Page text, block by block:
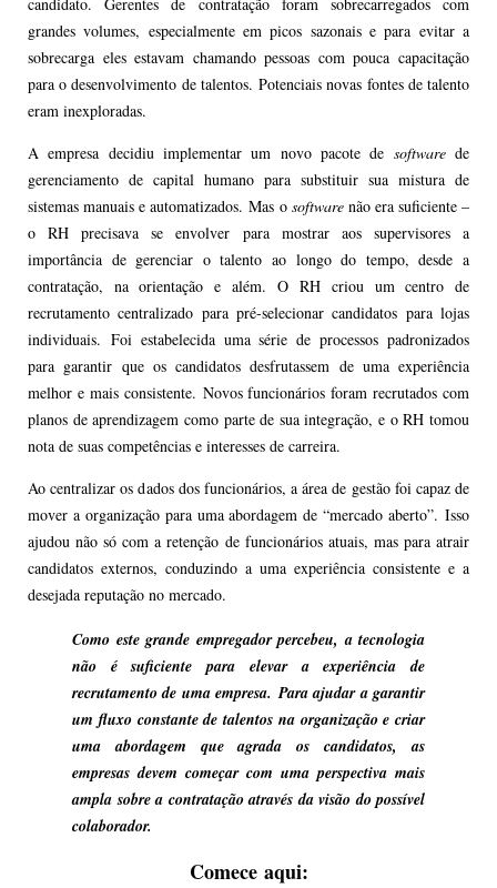
grandes volumes, especialmente em picos sazonais e para evitar a
sobrecarga eles estavam chamando pessoas com pouca capacitação
para o desenvolvimento de talentos. Potenciais novas fontes de talento
eram inexploradas.
A empresa decidiu implementar um novo pacote de softwarede
gerenciamento de capital humano para substituir sua mistura de
sistemas manuais e automatizados. Mas o softwarenão era suficiente –
o RH precisava se envolver para mostrar aos supervisores a
importância de gerenciar o talento ao longo do tempo, desde a
contratação, na orientação e além. O RH criou um centro de
recrutamento centralizado para pré-selecionar candidatos para lojas
individuais. Foi estabelecida uma série de processos padronizados
para garantir que os candidatos desfrutassem de uma experiência
melhor e mais consistente. Novos funcionários foram recrutados com
planos de aprendizagem como parte de sua integração, e o RH tomou
nota de suas competências e interesses de carreira.
Ao centralizar os dados dos funcionários, a área de gestão foi capaz de
mover a organização para uma abordagem de “mercado aberto”. Isso
ajudou não só com a retenção de funcionários atuais, mas para atrair
candidatos externos, conduzindo a uma experiência consistente e a
desejada reputação no mercado.
Como este grande empregador percebeu, a tecnologia
não é suficiente para elevar a experiência de
recrutamento de uma empresa. Para ajudar a garantir
um fluxo constante de talentos na organização e criar
uma abordagem que agrada os candidatos, as
empresas devem começar com uma perspectiva mais
ampla sobre a contratação através da visão do possível
colaborador.
Comece aqui: